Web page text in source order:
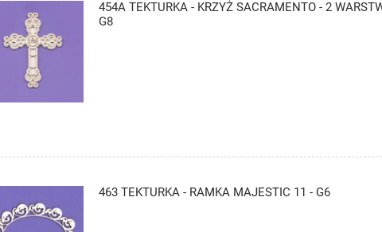
454A TEKTURKA - KRZYŻ SACRAMENTO - 2
G8
463 TEKTURKA - RAMKA MAJESTIC 11 - G6